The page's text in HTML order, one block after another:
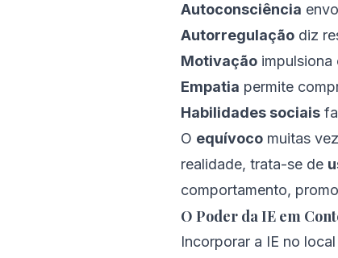
Autoconsciência
Autorregulação diz
Motivação impulsiona
Empatia permite
Habilidades sociais
O equívoco muitas
realidade, trata-se de
comportamento,
O Poder da IE em
Incorporar a IE no